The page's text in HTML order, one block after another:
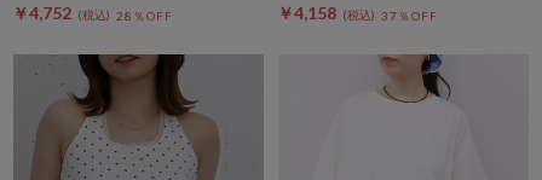
￥4,752 28％OFF ￥4,158 37％OFF